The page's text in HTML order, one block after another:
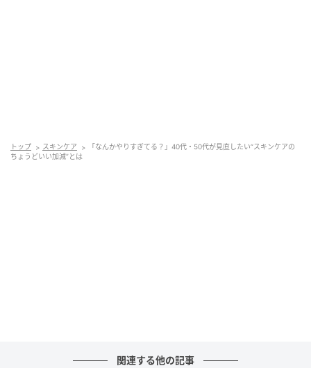
トップ スキンケア
「なんかやりすぎてる？」40代・50代が見直したい“スキンケアの
ちょうどいい加減”とは
関連する他の記事